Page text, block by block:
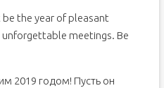
be the year of pleasant
unforgettable meetings. Be
2019 годом! Пусть он